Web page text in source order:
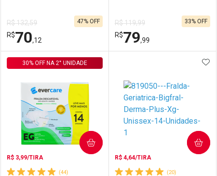
Comprar sem Desconto
Por R$ 79,11/cada
Comprar sem Desconto
Por R$ 79,11/cada
Comprar sem Desconto
Por R$ 71,90/cada
Comprar sem Desconto
Por R$ 71,90/cada
R$ 132,59
R$70,12
47% OFF
Laboratório
Por Menos
R$ 119,99
R$79,99
33% OFF
Laboratório
Por Menos
(44)
R$ 3,99/TIRA
30% OFF NA 2° UNIDADE
COMPRAR
(20)
R$ 4,64/TIRA
COMPRAR